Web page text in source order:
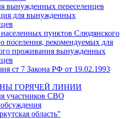
вынужденных переселенцев
для вынужденных
пунктов Слюдянского
поселения, рекомендуемых для
проживания вынужденных
ст 7 Закона РФ от 19.02.1993
ГОРЯЧЕЙ ЛИНИИ
участников СВО
область"